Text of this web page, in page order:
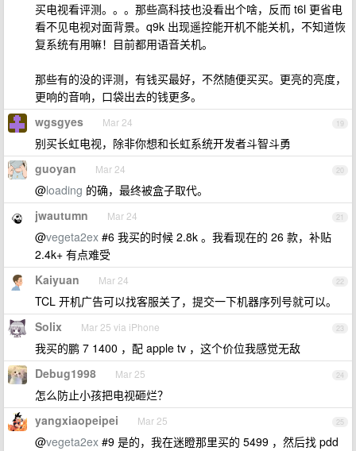
买电视看评测。。。那些高科技也没看出个啥，反而 t6l 更省电
看不见电视对面背景。q9k 出现遥控能开机不能关机，不知道恢
复系统有用嘛！目前都用语音关机。
那些有的没的评测，有钱买最好，不然随便买买。更亮的亮度，
更响的音响，口袋出去的钱更多。
19
wgsgyes Mar 24
别买长虹电视，除非你想和长虹系统开发者斗智斗勇
20
guoyan Mar 24
@loading 的确，最终被盒子取代。
21
jwautumn Mar 24
@vegeta2ex #6 我买的时候 2.8k 。我看现在的 26 款，补贴
2.4k+ 有点难受
22
Kaiyuan Mar 24
TCL 开机广告可以找客服关了，提交一下机器序列号就可以。
23
Solix Mar 25 via iPhone
我买的鹏 7 1400 ，配 apple tv ，这个价位我感觉无敌
24
Debug1998 Mar 25
怎么防止小孩把电视砸烂？
25
yangxiaopeipei Mar 25
@vegeta2ex #9 是的，我在迷瞪那里买的 5499 ，然后找 pdd